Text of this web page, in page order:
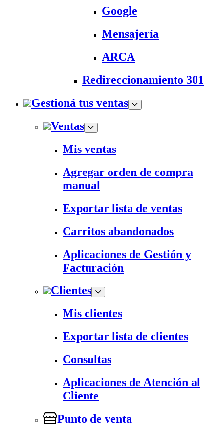
Google
Mensajería
ARCA
Redireccionamiento 301
Gestioná tus ventas
Ventas
Mis ventas
Agregar orden de compra
manual
Exportar lista de ventas
Carritos abandonados
Aplicaciones de Gestión y
Facturación
Clientes
Mis clientes
Exportar lista de clientes
Consultas
Aplicaciones de Atención al
Cliente
Punto de venta